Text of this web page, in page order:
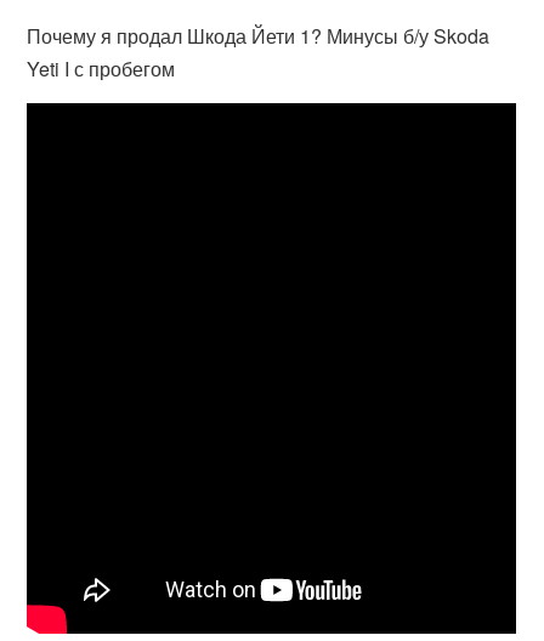
Почему я продал Шкода Йети 1? Минусы б/у Skoda
Yeti I с пробегом